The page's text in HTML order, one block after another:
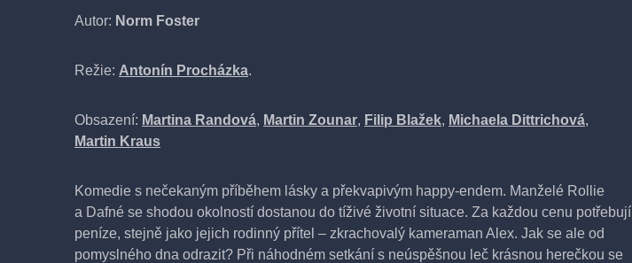
Autor: Norm Foster
Režie: Antonín Procházka.
Obsazení: Martina Randová, Martin Zounar, Filip Blažek, Michaela Dittrichová,
Martin Kraus
Komedie s nečekaným příběhem lásky a překvapivým happy-endem. Manželé Rollie
a Dafné se shodou okolností dostanou do tíživé životní situace. Za každou cenu potřebují
peníze, stejně jako jejich rodinný přítel – zkrachovalý kameraman Alex. Jak se ale od
pomyslného dna odrazit? Při náhodném setkání s neúspěšnou leč krásnou herečkou se